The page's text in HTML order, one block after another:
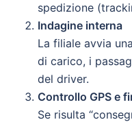
spedizione
Indagine interna
La filiale avvia
di carico, i
del driver.
Controllo GPS e
Se risulta